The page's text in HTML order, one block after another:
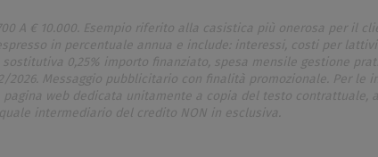
A € 10.000. Esempio riferito alla casistica più onerosa per il
espresso in percentuale annua e include: interessi, costi per
0,25% importo finanziato, spesa mensile gestione
2026. Messaggio pubblicitario con finalità promozionale. Per
web dedicata unitamente a copia del testo
quale intermediario del credito NON in esclusiva.